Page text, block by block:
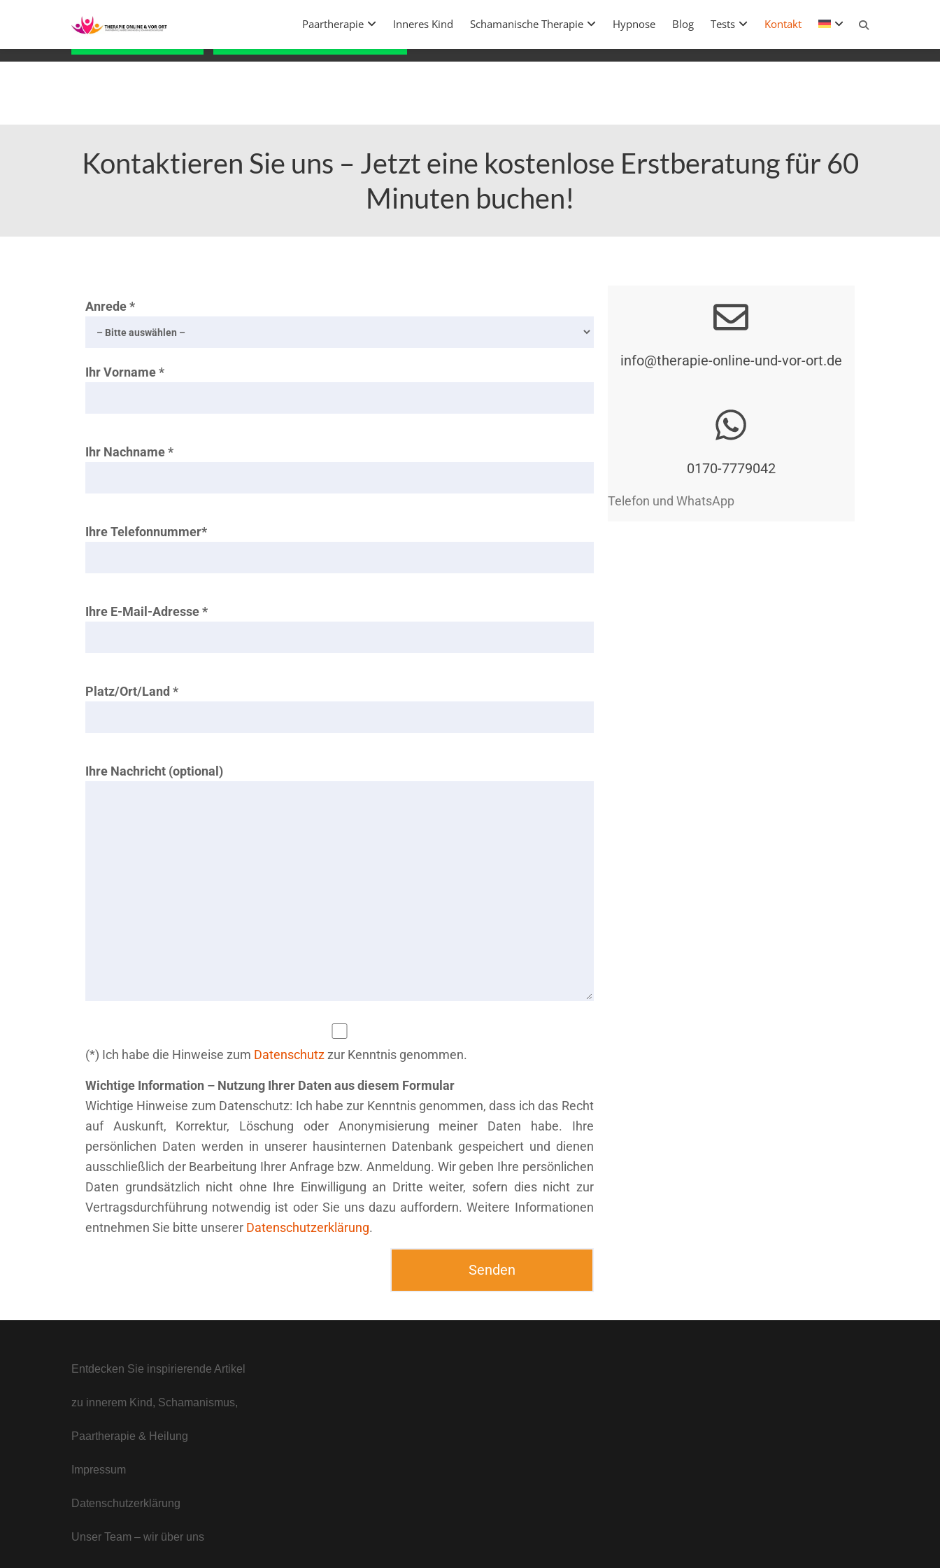
info@therapie-online-und-vor-ort.de
Blog Soforthilfe bei Affäre Paarkrise lösen – jetzt starten
Paartherapie Inneres Kind Schamanische Therapie Hypnose Blog Tests Kontakt
Kontaktieren Sie uns – Jetzt eine kostenlose Erstberatung für 60
Minuten buchen!
Anrede *
Ihr Vorname *
Ihr Nachname *
Ihre Telefonnummer*
Ihre E-Mail-Adresse *
Platz/Ort/Land *
Ihre Nachricht (optional)
(*) Ich habe die Hinweise zum Datenschutz zur Kenntnis genommen.
Wichtige Information – Nutzung Ihrer Daten aus diesem Formular
Wichtige Hinweise zum Datenschutz: Ich habe zur Kenntnis genommen, dass ich das Recht
auf Auskunft, Korrektur, Löschung oder Anonymisierung meiner Daten habe. Ihre
persönlichen Daten werden in unserer hausinternen Datenbank gespeichert und dienen
ausschließlich der Bearbeitung Ihrer Anfrage bzw. Anmeldung. Wir geben Ihre persönlichen
Daten grundsätzlich nicht ohne Ihre Einwilligung an Dritte weiter, sofern dies nicht zur
Vertragsdurchführung notwendig ist oder Sie uns dazu auffordern. Weitere Informationen
entnehmen Sie bitte unserer Datenschutzerklärung.
info@therapie-online-und-vor-ort.de
0170-7779042
Telefon und WhatsApp
Entdecken Sie inspirierende Artikel
zu innerem Kind, Schamanismus,
Paartherapie & Heilung
Impressum
Datenschutzerklärung
Unser Team – wir über uns